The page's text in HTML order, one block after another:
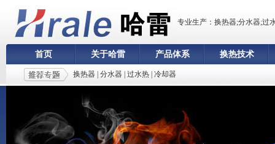
专业生产：换热器;分水器;过
首页 关于哈雷 产品体系 换热技术
换热器 分水器 过水热 冷却器